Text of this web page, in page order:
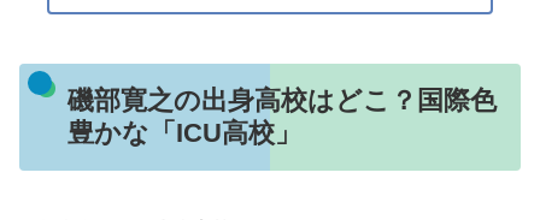
磯部寛之の出身高校はどこ？国際色
豊かな「ICU高校」